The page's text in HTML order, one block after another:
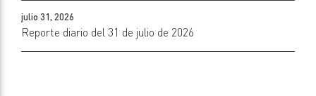
julio 31, 2026
Reporte diario del 31 de julio de 2026